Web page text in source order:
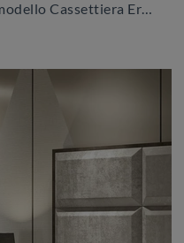
Se desideri sapere di più sul modello Cassettiera Ermes, clicca e scopri i Comodini e comò Adriatica ideali per la tua zona notte.